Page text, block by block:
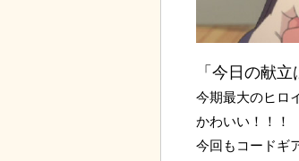
「今日の献
今期最大のヒロ
かわいい！！！
今回もコードギ